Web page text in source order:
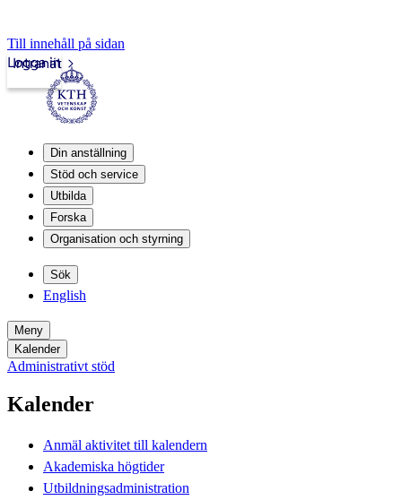
Till innehåll på sidan
Intranät
Logga in
Din anställning
Stöd och service
Utbilda
Forska
Organisation och styrning
Sök
English
Meny
Kalender
Administrativt stöd
Kalender
Anmäl aktivitet till kalendern
Akademiska högtider
Utbildningsadministration